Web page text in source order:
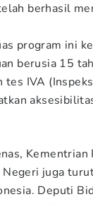
berhasil
program ini
berusia 15
tes IVA
Kementrian
juga
Deputi